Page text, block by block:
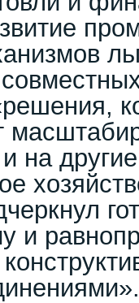
на
и